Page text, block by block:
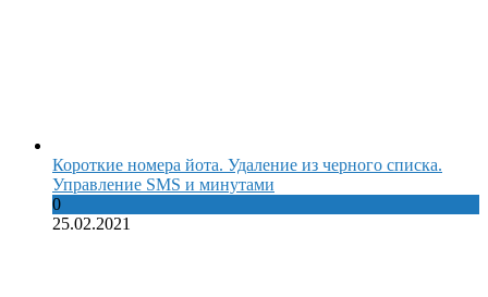
Короткие номера йота. Удаление из черного списка.
Управление SMS и минутами
0
25.02.2021